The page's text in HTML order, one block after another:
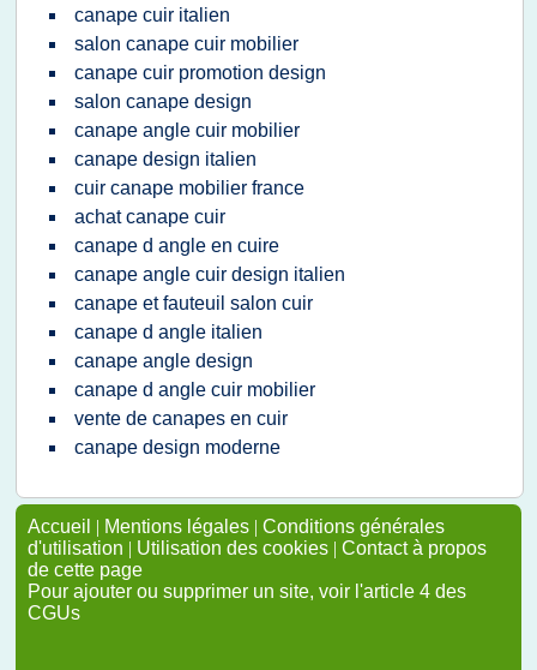
canape cuir italien
salon canape cuir mobilier
canape cuir promotion design
salon canape design
canape angle cuir mobilier
canape design italien
cuir canape mobilier france
achat canape cuir
canape d angle en cuire
canape angle cuir design italien
canape et fauteuil salon cuir
canape d angle italien
canape angle design
canape d angle cuir mobilier
vente de canapes en cuir
canape design moderne
Accueil | Mentions légales | Conditions générales
d'utilisation | Utilisation des cookies | Contact à propos
de cette page
Pour ajouter ou supprimer un site, voir l'article 4 des
CGUs